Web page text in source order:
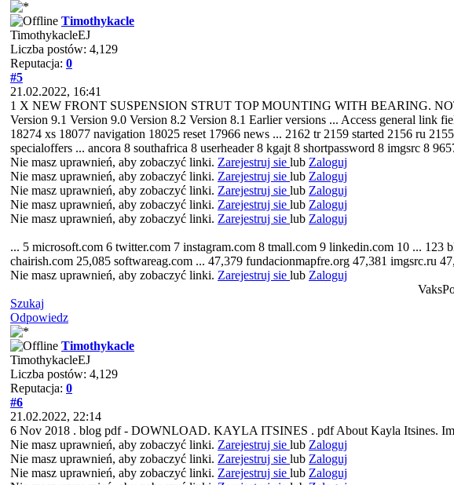
Timothykacle
TimothykacleEJ
Liczba postów: 4,129
Reputacja: 0
#5
21.02.2022, 16:41
1 X NEW FRONT SUSPENSION STRUT TOP MOUNTING WITH BEARING.
Version 9.1 Version 9.0 Version 8.2 Version 8.1 Earlier versions ... Access general link
18274 xs 18077 navigation 18025 reset 17966 news ... 2162 tr 2159 started 2156 ru
specialoffers ... ancora 8 southafrica 8 userheader 8 kgajt 8 shortpassword 8 imgsrc 8
Nie masz uprawnień, aby zobaczyć linki. Zarejestruj sie lub Zaloguj
Nie masz uprawnień, aby zobaczyć linki. Zarejestruj sie lub Zaloguj
Nie masz uprawnień, aby zobaczyć linki. Zarejestruj sie lub Zaloguj
Nie masz uprawnień, aby zobaczyć linki. Zarejestruj sie lub Zaloguj
Nie masz uprawnień, aby zobaczyć linki. Zarejestruj sie lub Zaloguj
... 5 microsoft.com 6 twitter.com 7 instagram.com 8 tmall.com 9 linkedin.com 10 ...
chairish.com 25,085 softwareag.com ... 47,379 fundacionmapfre.org 47,381 imgsrc.ru
Nie masz uprawnień, aby zobaczyć linki. Zarejestruj sie lub Zaloguj
Szukaj
Odpowiedz
Timothykacle
TimothykacleEJ
Liczba postów: 4,129
Reputacja: 0
#6
21.02.2022, 22:14
6 Nov 2018 . blog pdf - DOWNLOAD. KAYLA ITSINES . pdf About Kayla Itsines.
Nie masz uprawnień, aby zobaczyć linki. Zarejestruj sie lub Zaloguj
Nie masz uprawnień, aby zobaczyć linki. Zarejestruj sie lub Zaloguj
Nie masz uprawnień, aby zobaczyć linki. Zarejestruj sie lub Zaloguj